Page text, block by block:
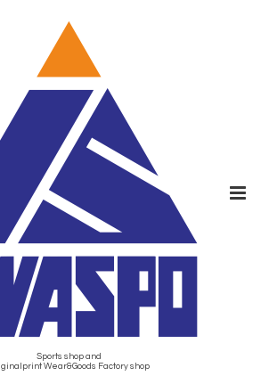
Sports shop and
Wear&Goods Factory shop